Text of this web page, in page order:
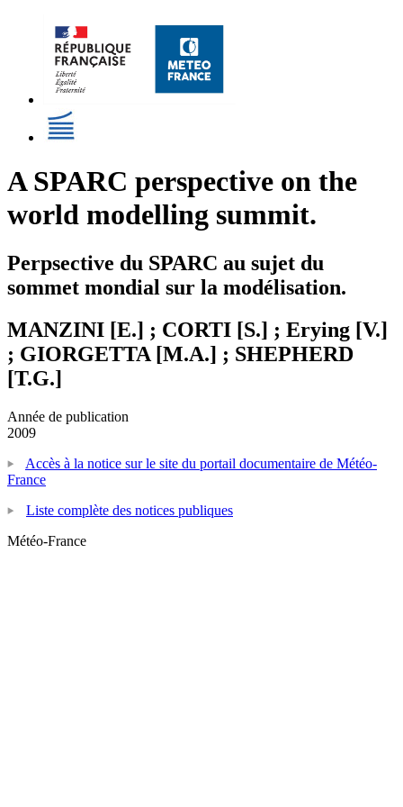
A SPARC perspective on the
world modelling summit.
Perpsective du SPARC au sujet du
sommet mondial sur la modélisation.
MANZINI [E.] ; CORTI [S.] ; Erying [V.]
; GIORGETTA [M.A.] ; SHEPHERD
[T.G.]
Année de publication
2009
Accès à la notice sur le site du portail documentaire de Météo-
France
Liste complète des notices publiques
Météo-France